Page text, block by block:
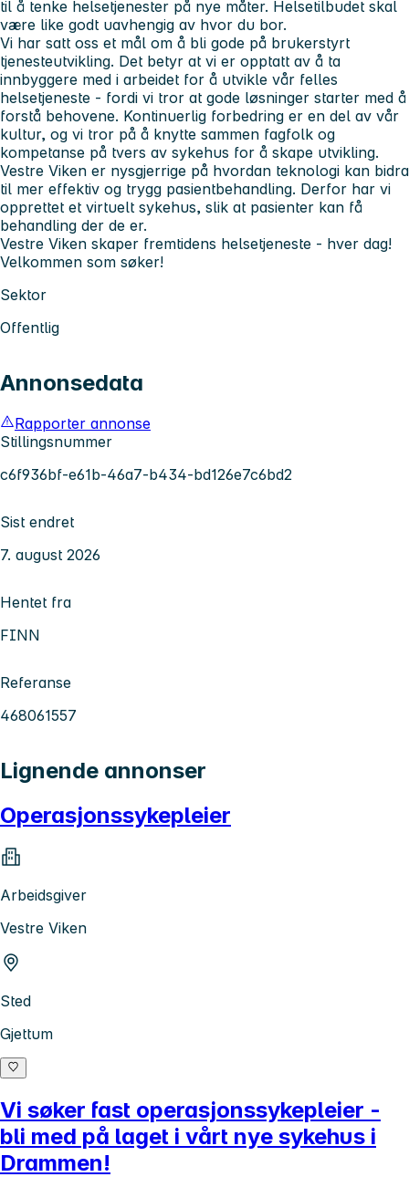
til å tenke helsetjenester på nye måter. Helsetilbudet skal
være like godt uavhengig av hvor du bor.
Vi har satt oss et mål om å bli gode på brukerstyrt
tjenesteutvikling. Det betyr at vi er opptatt av å ta
innbyggere med i arbeidet for å utvikle vår felles
helsetjeneste - fordi vi tror at gode løsninger starter med å
forstå behovene. Kontinuerlig forbedring er en del av vår
kultur, og vi tror på å knytte sammen fagfolk og
kompetanse på tvers av sykehus for å skape utvikling.
Vestre Viken er nysgjerrige på hvordan teknologi kan bidra
til mer effektiv og trygg pasientbehandling. Derfor har vi
opprettet et virtuelt sykehus, slik at pasienter kan få
behandling der de er.
Vestre Viken skaper fremtidens helsetjeneste - hver dag!
Velkommen som søker!
Sektor
Offentlig
Annonsedata
Rapporter annonse
Stillingsnummer
c6f936bf-e61b-46a7-b434-bd126e7c6bd2
Sist endret
7. august 2026
Hentet fra
FINN
Referanse
468061557
Lignende annonser
Operasjonssykepleier
Arbeidsgiver
Vestre Viken
Sted
Gjettum
Vi søker fast operasjonssykepleier -
bli med på laget i vårt nye sykehus i
Drammen!